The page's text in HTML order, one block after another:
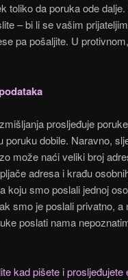
toliko da poruka ode
– bi li se vašim
pa pošaljite. U
prosljeđuje
poruku dobile. Naravno,
može naći veliki broj
adresa i krađu
koju smo poslali jednoj
smo je poslali privatno,
poslati nama
kad pišete i